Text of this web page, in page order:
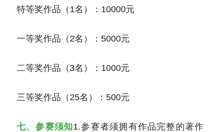
特等奖作品（1名）：10000元
一等奖作品（2名）：5000元
二等奖作品（3名）：1000元
三等奖作品（25名）：500元
七、参赛须知1.参赛者须拥有作品完整的著作